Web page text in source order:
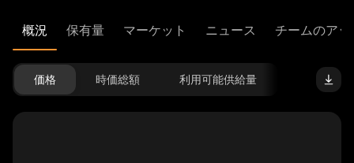
概況 保有量 マーケット ニュース チームのア
価格 時価総額 利用可能供給量